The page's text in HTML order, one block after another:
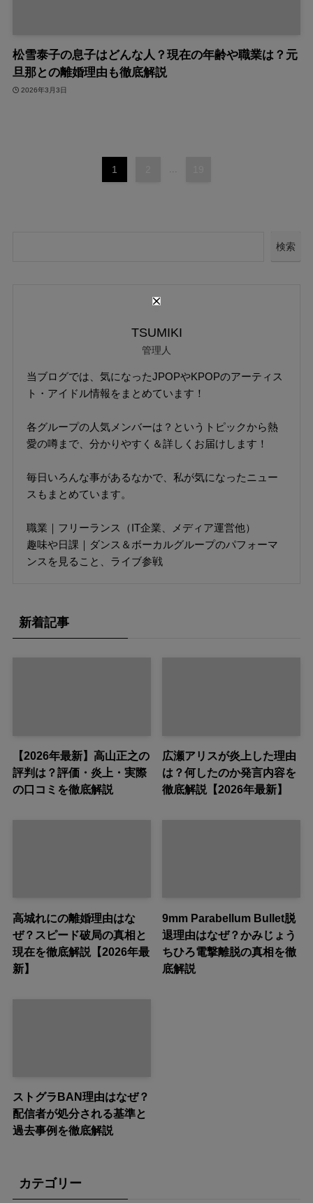
松雪泰子の息子はどんな人？現在の年齢や職業は？元
旦那との離婚理由も徹底解説
2026年3月3日
1 ...
検索
TSUMIKI
管理人
当ブログでは、気になったJPOPやKPOPのアーティス
ト・アイドル情報をまとめています！
各グループの人気メンバーは？というトピックから熱
愛の噂まで、分かりやすく＆詳しくお届けします！
毎日いろんな事があるなかで、私が気になったニュー
スもまとめています。
職業｜フリーランス（IT企業、メディア運営他）
趣味や日課｜ダンス＆ボーカルグループのパフォーマ
ンスを見ること、ライブ参戦
新着記事
【2026年最新】高山正之の
評判は？評価・炎上・実際
の口コミを徹底解説
広瀬アリスが炎上した理由
は？何したのか発言内容を
徹底解説【2026年最新】
高城れにの離婚理由はな
ぜ？スピード破局の真相と
現在を徹底解説【2026年最
新】
9mm Parabellum Bullet脱
退理由はなぜ？かみじょう
ちひろ電撃離脱の真相を徹
底解説
ストグラBAN理由はなぜ？
配信者が処分される基準と
過去事例を徹底解説
カテゴリー